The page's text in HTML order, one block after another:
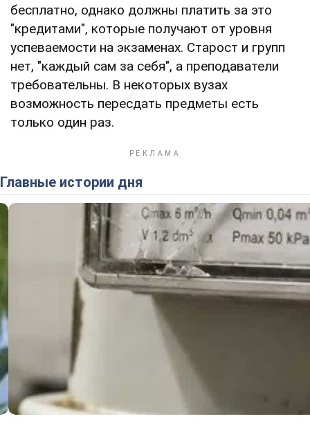
бесплатно, однако должны платить за это
"кредитами", которые получают от уровня
успеваемости на экзаменах. Старост и групп
нет, "каждый сам за себя", а преподаватели
требовательны. В некоторых вузах
возможность пересдать предметы есть
только один раз.
Главные истории дня